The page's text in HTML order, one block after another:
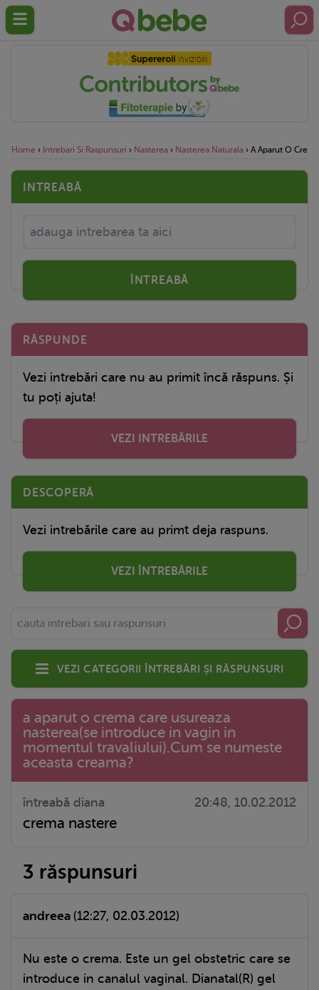
Home › Intrebari Si Raspunsuri › Nasterea › Nasterea Naturala › A Aparut O
INTREABĂ
ÎNTREABĂ
RĂSPUNDE
Vezi intrebări care nu au primit încă răspuns. Și
tu poți ajuta!
VEZI INTREBĂRILE
DESCOPERĂ
Vezi intrebările care au primt deja raspuns.
VEZI ÎNTREBĂRILE
Vezi categorii întrebări și răspunsuri
a aparut o crema care usureaza
nasterea(se introduce in vagin in
momentul travaliului).Cum se numeste
aceasta creama?
întreabă diana 20:48, 10.02.2012
crema nastere
3 răspunsuri
andreea (12:27, 02.03.2012)
Nu este o crema. Este un gel obstetric care se
introduce in canalul vaginal. Dianatal(R) gel